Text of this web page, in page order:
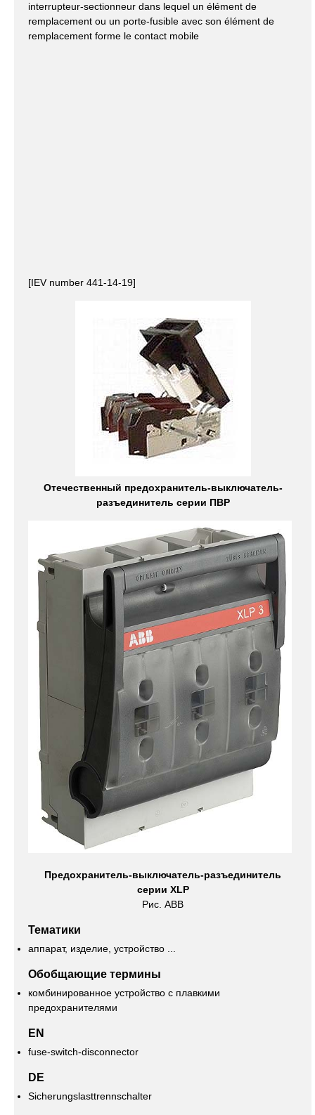
interrupteur-sectionneur dans lequel un élément de
remplacement ou un porte-fusible avec son élément de
remplacement forme le contact mobile
[IEV number 441-14-19]
Отечественный предохранитель-выключатель-
разъединитель серии ПВР
Предохранитель-выключатель-разъединитель
серии XLP
Рис. ABB
Тематики
аппарат, изделие, устройство ...
Обобщающие термины
комбинированное устройство с плавкими
предохранителями
EN
fuse-switch-disconnector
DE
Sicherungslasttrennschalter